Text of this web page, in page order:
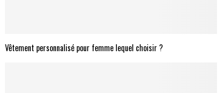
Vêtement personnalisé pour femme lequel choisir ?